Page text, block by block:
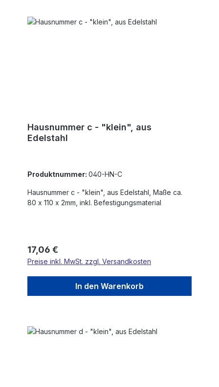
Hausnummer c - "klein", aus
Edelstahl
Produktnummer: 040-HN-C
Hausnummer c - "klein", aus Edelstahl, Maße ca.
80 x 110 x 2mm, inkl. Befestigungsmaterial
Regulärer Preis:
17,06 €
Preise inkl. MwSt. zzgl. Versandkosten
In den Warenkorb